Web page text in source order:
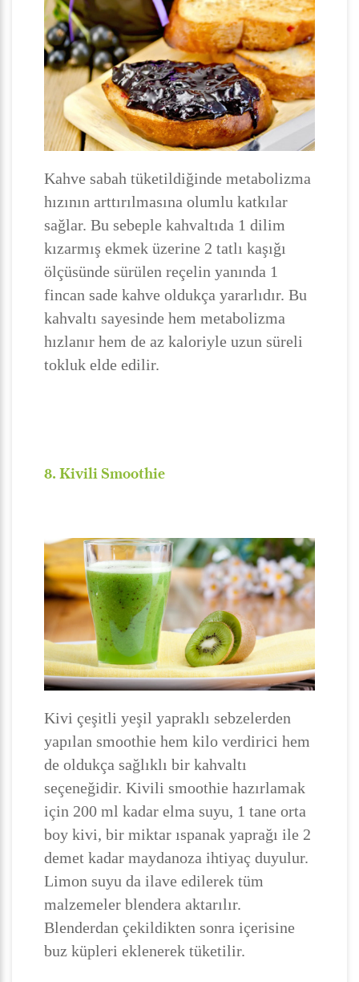
Kahve sabah tüketildiğinde metabolizma
hızının arttırılmasına olumlu katkılar
sağlar. Bu sebeple kahvaltıda 1 dilim
kızarmış ekmek üzerine 2 tatlı kaşığı
ölçüsünde sürülen reçelin yanında 1
fincan sade kahve oldukça yararlıdır. Bu
kahvaltı sayesinde hem metabolizma
hızlanır hem de az kaloriyle uzun süreli
tokluk elde edilir.
8. Kivili Smoothie
Kivi çeşitli yeşil yapraklı sebzelerden
yapılan smoothie hem kilo verdirici hem
de oldukça sağlıklı bir kahvaltı
seçeneğidir. Kivili smoothie hazırlamak
için 200 ml kadar elma suyu, 1 tane orta
boy kivi, bir miktar ıspanak yaprağı ile 2
demet kadar maydanoza ihtiyaç duyulur.
Limon suyu da ilave edilerek tüm
malzemeler blendera aktarılır.
Blenderdan çekildikten sonra içerisine
buz küpleri eklenerek tüketilir.